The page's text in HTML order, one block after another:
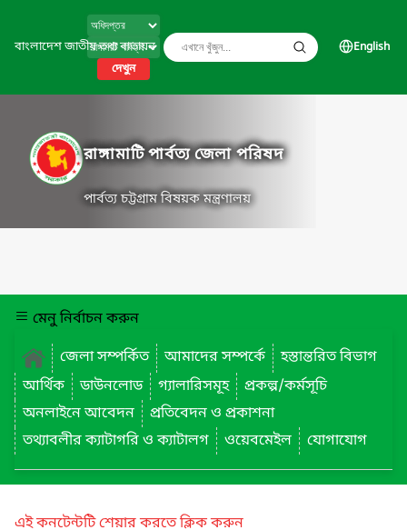
বাংলাদেশ জাতীয় তথ্য বাতায়ন
দেখুন
English
রাঙ্গামাটি পার্বত্য জেলা পরিষদ
পার্বত্য চট্টগ্রাম বিষয়ক মন্ত্রণালয়
মেনু নির্বাচন করুন
জেলা সম্পর্কিত
আমাদের সম্পর্কে
হস্তান্তরিত বিভাগ
আর্থিক
ডাউনলোড গ্যালারিসমূহ
প্রকল্প/কর্মসূচি
অনলাইনে আবেদন
প্রতিবেদন ও প্রকাশনা
তথ্যাবলীর ক্যাটাগরি ও ক্যাটালগ
ওয়েবমেইল যোগাযোগ
এই কনটেন্টটি শেয়ার করতে ক্লিক করুন